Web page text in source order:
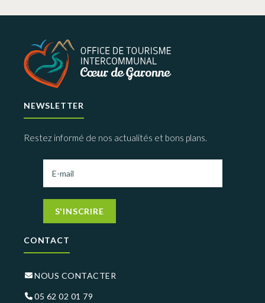
NEWSLETTER
Restez informé de nos actualités et bons plans.
S'INSCRIRE
CONTACT
NOUS CONTACTER
05 62 02 01 79